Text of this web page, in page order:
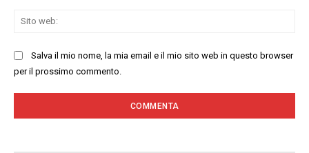
Salva il mio nome, la mia email e il mio sito web in questo browser
per il prossimo commento.